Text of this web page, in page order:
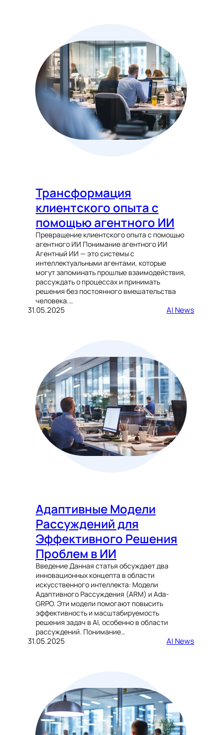
Трансформация
клиентского опыта с
помощью агентного ИИ
Превращение клиентского опыта с помощью
агентного ИИ Понимание агентного ИИ
Агентный ИИ — это системы с
интеллектуальными агентами, которые
могут запоминать прошлые взаимодействия,
рассуждать о процессах и принимать
решения без постоянного вмешательства
человека.…
31.05.2025 AI News
Адаптивные Модели
Рассуждений для
Эффективного Решения
Проблем в ИИ
Введение Данная статья обсуждает два
инновационных концепта в области
искусственного интеллекта: Модели
Адаптивного Рассуждения (ARM) и Ada-
GRPO. Эти модели помогают повысить
эффективность и масштабируемость
решения задач в AI, особенно в области
рассуждений. Понимание…
31.05.2025 AI News